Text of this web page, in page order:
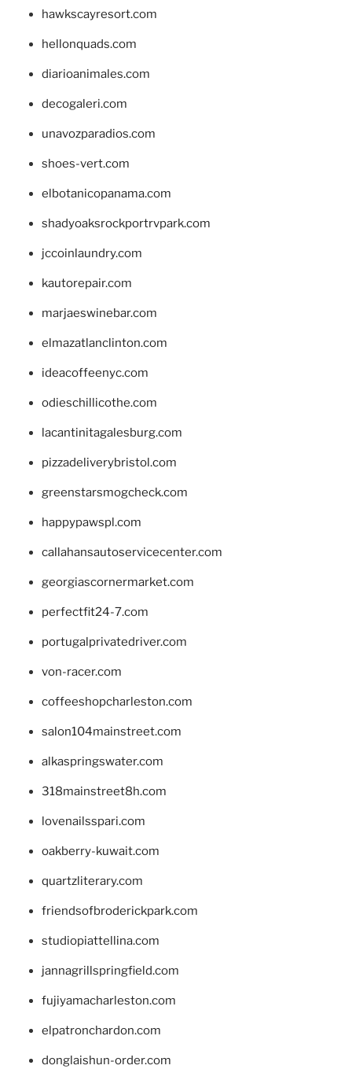
hawkscayresort.com
hellonquads.com
diarioanimales.com
decogaleri.com
unavozparadios.com
shoes-vert.com
elbotanicopanama.com
shadyoaksrockportrvpark.com
jccoinlaundry.com
kautorepair.com
marjaeswinebar.com
elmazatlanclinton.com
ideacoffeenyc.com
odieschillicothe.com
lacantinitagalesburg.com
pizzadeliverybristol.com
greenstarsmogcheck.com
happypawspl.com
callahansautoservicecenter.com
georgiascornermarket.com
perfectfit24-7.com
portugalprivatedriver.com
von-racer.com
coffeeshopcharleston.com
salon104mainstreet.com
alkaspringswater.com
318mainstreet8h.com
lovenailsspari.com
oakberry-kuwait.com
quartzliterary.com
friendsofbroderickpark.com
studiopiattellina.com
jannagrillspringfield.com
fujiyamacharleston.com
elpatronchardon.com
donglaishun-order.com